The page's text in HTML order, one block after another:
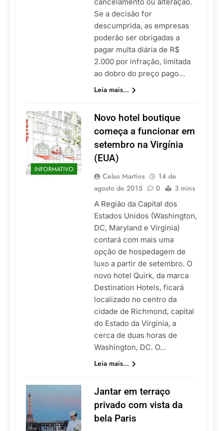
Se a decisão for
descumprida, as empresas
poderão ser obrigadas a
pagar multa diária de R$
2.000 por infração, limitada
ao dobro do preço pago…
Leia mais...
INFORMATIVO
Novo hotel boutique
começa a funcionar em
setembro na Virgínia
(EUA)
Celso Martins
14 de
agosto de 2015
0 3 mins
A Região da Capital dos
Estados Unidos (Washington,
DC, Maryland e Virginia)
contará com mais uma
opção de hospedagem de
luxo a partir de setembro. O
novo hotel Quirk, da marca
Destination Hotels, ficará
localizado no centro da
cidade de Richmond, capital
do Estado da Virginia, a
cerca de duas horas de
Washington, DC. O…
Leia mais...
Jantar em terraço
privado com vista da
bela Paris